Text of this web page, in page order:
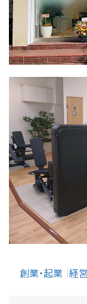
創業・起業 経